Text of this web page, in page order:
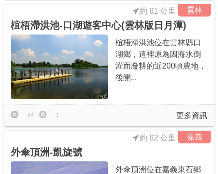
雲林
椬梧滯洪池-口湖遊客中心(雲林版日月潭)
約 61 公里
椬梧滯洪池位在雲林縣口
湖鄉，這裡原為因海水倒
灌而廢耕的近200頃農地，
後開...
更多資訊
84 1
嘉義
外傘頂洲-凱旋號
約 62 公里
外傘頂洲位在嘉義東石鄉